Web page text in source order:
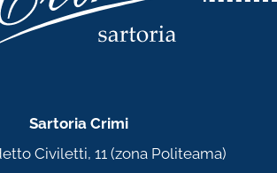
Sartoria Crimi
Civiletti, 11 (zona Politeama)